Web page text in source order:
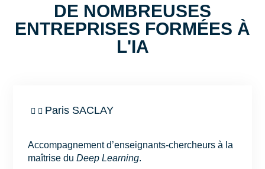
DE NOMBREUSES
ENTREPRISES FORMÉES À
L'IA
Paris SACLAY
Accompagnement d’enseignants-chercheurs à la
maîtrise duDeep Learning.